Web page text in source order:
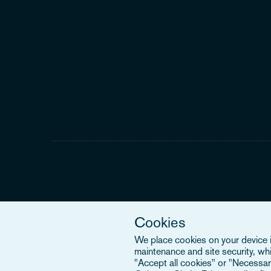
Cookies
We place cookies on your
maintenance and site security,
"Accept all cookies" or